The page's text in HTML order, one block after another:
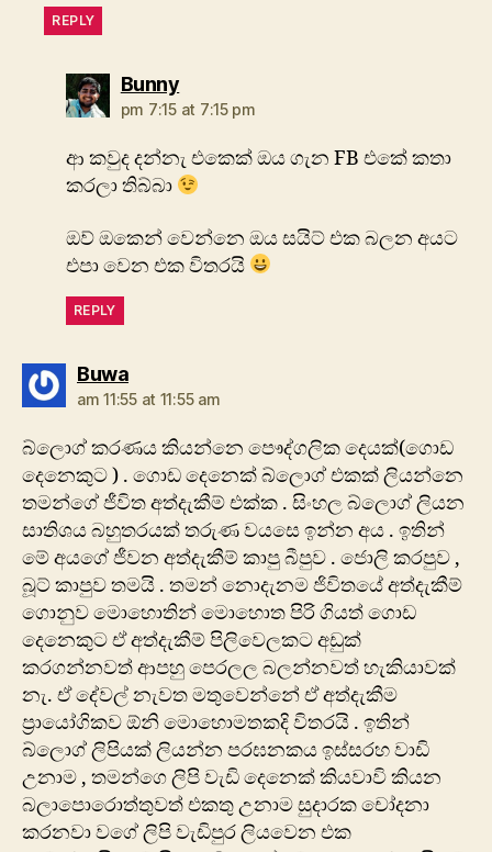
REPLY
Bunnysays:
pm 7:15 at 7:15 pm
ආ කවුද දන්නැ එකෙක් ඔය ගැන FB එකේ කතා
කරලා තිබ්බා
ඔව් ඔකෙන් වෙන්නෙ ඔය සයිට් එක බලන අයට
එපා වෙන එක විතරයි
REPLY
Buwasays:
am 11:55 at 11:55 am
බ්ලොග් කරණය කියන්නෙ පෞද්ගලික දෙයක්(ගොඩ
දෙනෙකුට ) . ගොඩ දෙනෙක් බ්ලොග් එකක් ලියන්නෙ
තමන්ගේ ජීවිත අත්දැකීම් එක්ක . සිංහල බ්ලොග් ලියන
සාතිශය බහුතරයක් තරුණ වයසෙ ඉන්න අය . ඉතින්
මේ අයගේ ජීවන අත්දැකීම් කාපු බීපුව . ජොලි කරපුව ,
බූට් කාපුව තමයි . තමන් නොදැනම ජිවිතයේ අත්දැකීම්
ගොනුව මොහොතින් මොහොත පිරි ගියත් ගොඩ
දෙනෙකුට ඒ අත්දැකීම් පිලිවෙලකට අඩුක්
කරගන්නවත් ආපහු පෙරලල බලන්නවත් හැකියාවක්
නැ. ඒ දේවල් නැවත මතුවෙන්නේ ඒ අත්දැකීම
ප්‍රායෝගිකව ඕනි මොහොමතකදි විතරයි . ඉතින්
බ්ලොග් ලිපියක් ලියන්න පරඝනකය ඉස්සරහ වාඩි
උනාම , තමන්ගෙ ලිපි වැඩි දෙනෙක් කියවාවි කියන
බලාපොරොත්තුවත් එකතු උනාම සුදාරක චෝදනා
කරනවා වගේ ලිපි වැඩිපුර ලියවෙන එක